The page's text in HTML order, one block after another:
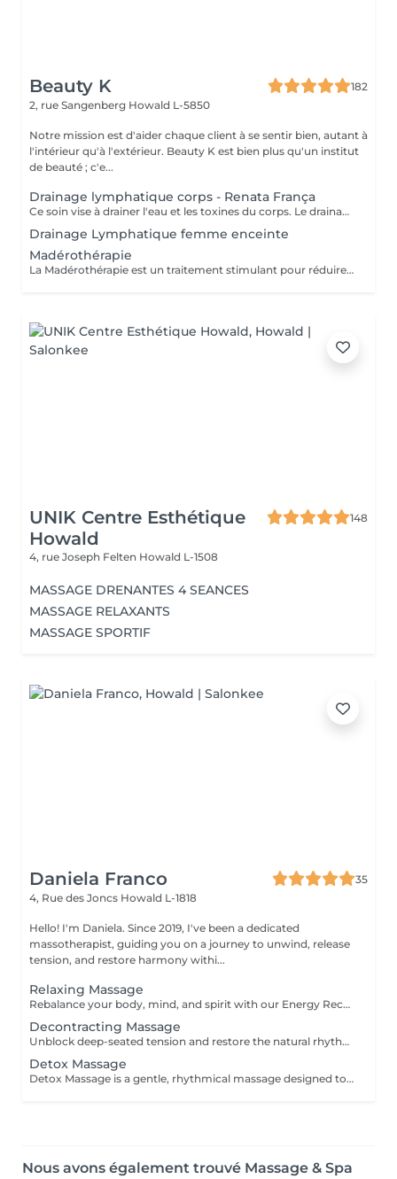
Beauty K
182
2, rue Sangenberg Howald L-5850
Notre mission est d'aider chaque client à se sentir bien, autant à
l'intérieur qu'à l'extérieur. Beauty K est bien plus qu'un institut
de beauté ; c'e...
Drainage lymphatique corps - Renata França
Ce soin vise à drainer l'eau et les toxines du corps. Le drainage lymphatique manuel de la méthode Renata França s'appuie sur une pression ferme et un rythme accéléré de pompages et de manuvres exclusives. Il est particulièrement adapté si vous souffrez de rétention d'eau, d'dèmes, de ballonnements, du syndrome de l'intestin irritable, etc. Il est également indiqué pour les femmes enceintes, même en début de grossesse.
Drainage Lymphatique femme enceinte
Madérothérapie
La Madérothérapie est un traitement stimulant pour réduire la cellulite, tonifier la peau et remodeler le corps. Ce massage intense utilise des instruments en bois de tailles et formes variées, adaptés aux zones du corps et aux applications spécifiques. En fonction de vos besoins, différentes techniques de frictions sont appliquées, associées à des huiles essentielles, sérums ou crèmes. Bienfaits : Tonifie et raffermit la peau Améliore la circulation sanguine et lymphatique Diminue les jambes lourdes Stimule la production de collagène, élastine et vitamine E Régule les centres d'énergie Favorise la relaxation et la respiration Réduit la cellulite et réactive le système nerveux.
UNIK Centre Esthétique
Howald
148
4, rue Joseph Felten Howald L-1508
MASSAGE DRENANTES 4 SEANCES
MASSAGE RELAXANTS
MASSAGE SPORTIF
Daniela Franco
35
4, Rue des Joncs Howald L-1818
Hello! I'm Daniela. Since 2019, I've been a dedicated
massotherapist, guiding you on a journey to unwind, release
tension, and restore harmony withi...
Relaxing Massage
Rebalance your body, mind, and spirit with our Energy Recharging massage deeply relaxing experience designed to dissolve tension and renew your natural vitality. Blending soothing massage techniques with mindful intention, this session supports the release of physical stress while nurturing emotional and energetic harmony. Ideal for anyone seeking rest, clarity, and a restored sense of inner peace. Step into a space of calm, and allow your energy to reset and flow freely again. For further questions please contact us.
Decontracting Massage
Unblock deep-seated tension and restore the natural rhythm of your body with our Energy Flow Release massage. Designed to target muscular knots and energetic stagnation, this powerful session combines focused, therapeutic techniques with holistic awareness. It's ideal for those experiencing physical tightness, stress accumulation, or limited mobility. Optional cupping therapy can be included to enhance circulation, release toxins, and amplify the flow of energy throughout the body. Together, the massage and cupping work synergistically to promote deep relief, clarity, and renewed vitalityfrom the inside out. For further questions please contact us.
Detox Massage
Detox Massage is a gentle, rhythmical massage designed to support your body's natural detox and circulatory processes. With soft, flowing movements, this treatment helps reduce water retention, ease sensations of heaviness, and promote a sense of lightness and inner clarity. Exclusively offered for women, this massage is available as a focused leg treatmentperfect for tired or swollen legsor as a full-body experience for deeper restoration and energetic balance. Ideal for anyone seeking a softer, yet profoundly nurturing touch to feel refreshed, reconnected, and revitalized.
Nous avons également trouvé Massage & Spa